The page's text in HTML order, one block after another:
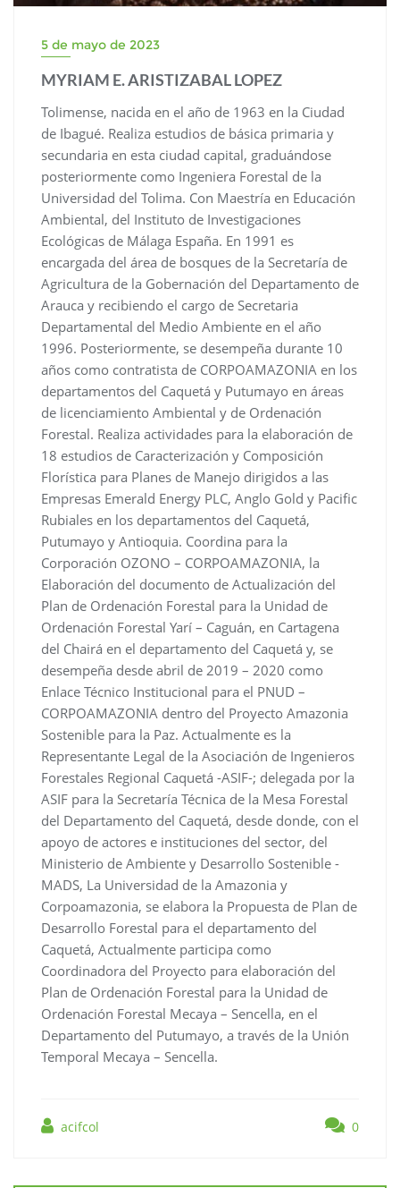
5 de mayo de 2023
MYRIAM E. ARISTIZABAL LOPEZ
Tolimense, nacida en el año de 1963 en la Ciudad
de Ibagué. Realiza estudios de básica primaria y
secundaria en esta ciudad capital, graduándose
posteriormente como Ingeniera Forestal de la
Universidad del Tolima. Con Maestría en Educación
Ambiental, del Instituto de Investigaciones
Ecológicas de Málaga España. En 1991 es
encargada del área de bosques de la Secretaría de
Agricultura de la Gobernación del Departamento de
Arauca y recibiendo el cargo de Secretaria
Departamental del Medio Ambiente en el año
1996. Posteriormente, se desempeña durante 10
años como contratista de CORPOAMAZONIA en los
departamentos del Caquetá y Putumayo en áreas
de licenciamiento Ambiental y de Ordenación
Forestal. Realiza actividades para la elaboración de
18 estudios de Caracterización y Composición
Florística para Planes de Manejo dirigidos a las
Empresas Emerald Energy PLC, Anglo Gold y Pacific
Rubiales en los departamentos del Caquetá,
Putumayo y Antioquia. Coordina para la
Corporación OZONO – CORPOAMAZONIA, la
Elaboración del documento de Actualización del
Plan de Ordenación Forestal para la Unidad de
Ordenación Forestal Yarí – Caguán, en Cartagena
del Chairá en el departamento del Caquetá y, se
desempeña desde abril de 2019 – 2020 como
Enlace Técnico Institucional para el PNUD –
CORPOAMAZONIA dentro del Proyecto Amazonia
Sostenible para la Paz. Actualmente es la
Representante Legal de la Asociación de Ingenieros
Forestales Regional Caquetá -ASIF-; delegada por la
ASIF para la Secretaría Técnica de la Mesa Forestal
del Departamento del Caquetá, desde donde, con el
apoyo de actores e instituciones del sector, del
Ministerio de Ambiente y Desarrollo Sostenible -
MADS, La Universidad de la Amazonia y
Corpoamazonia, se elabora la Propuesta de Plan de
Desarrollo Forestal para el departamento del
Caquetá, Actualmente participa como
Coordinadora del Proyecto para elaboración del
Plan de Ordenación Forestal para la Unidad de
Ordenación Forestal Mecaya – Sencella, en el
Departamento del Putumayo, a través de la Unión
Temporal Mecaya – Sencella.
acifcol 0